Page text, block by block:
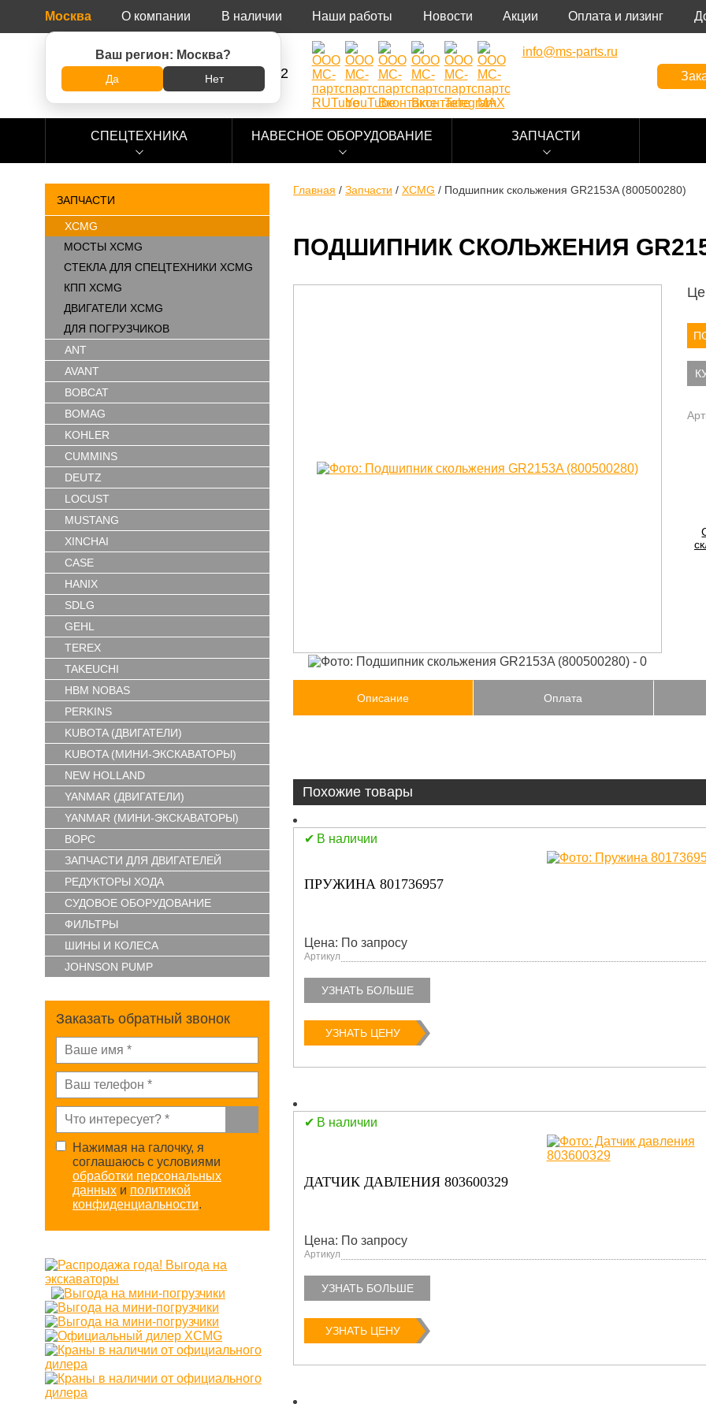
Москва
Ваш регион: Москва?
Да Нет
О компании В наличии Наши работы Новости Акции Оплата и лизинг
8 (800) 500-73-92
info@ms-parts.ru
СПЕЦТЕХНИКА НАВЕСНОЕ ОБОРУДОВАНИЕ ЗАПЧАСТИ
ЗАПЧАСТИ
XCMG
МОСТЫ XCMG
СТЕКЛА ДЛЯ СПЕЦТЕХНИКИ XCMG
КПП XCMG
ДВИГАТЕЛИ XCMG
ДЛЯ ПОГРУЗЧИКОВ
ANT
AVANT
BOBCAT
BOMAG
KOHLER
CUMMINS
DEUTZ
LOCUST
MUSTANG
XINCHAI
CASE
HANIX
SDLG
GEHL
TEREX
TAKEUCHI
HBM NOBAS
PERKINS
KUBOTA (ДВИГАТЕЛИ)
KUBOTA (МИНИ-ЭКСКАВАТОРЫ)
NEW HOLLAND
YANMAR (ДВИГАТЕЛИ)
YANMAR (МИНИ-ЭКСКАВАТОРЫ)
ВОРС
ЗАПЧАСТИ ДЛЯ ДВИГАТЕЛЕЙ
РЕДУКТОРЫ ХОДА
СУДОВОЕ ОБОРУДОВАНИЕ
ФИЛЬТРЫ
ШИНЫ И КОЛЕСА
JOHNSON PUMP
Заказать обратный звонок
Нажимая на галочку, я
соглашаюсь с условиями
обработки персональных
данных и политикой
конфиденциальности.
Главная / Запчасти / XCMG / Подшипник скольжения GR2153A (800500280)
ПОДШИПНИК СКОЛЬЖЕНИЯ
Описание Оплата
Похожие товары
В наличии
ПРУЖИНА 801736957
Цена: По запросу
Артикул
УЗНАТЬ БОЛЬШЕ
УЗНАТЬ ЦЕНУ
В наличии
ДАТЧИК ДАВЛЕНИЯ 803600329
Цена: По запросу
Артикул
УЗНАТЬ БОЛЬШЕ
УЗНАТЬ ЦЕНУ